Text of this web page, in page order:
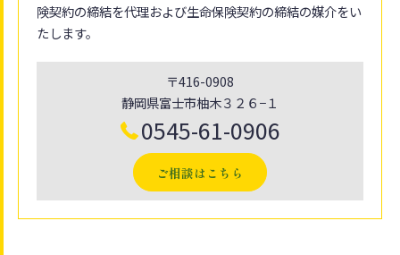
険契約の締結を代理および生命保険契約の締結の媒介をい
たします。
〒416-0908
静岡県富士市柚木３２６−１
0545-61-0906
ご相談はこちら